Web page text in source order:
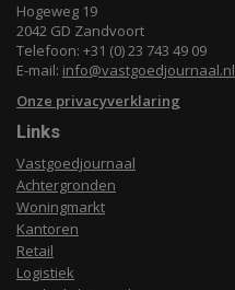
Hogeweg 19
2042 GD Zandvoort
Telefoon: +31 (0) 23 743 49 09
E-mail: info@vastgoedjournaal.nl
Onze privacyverklaring
Links
Vastgoedjournaal
Achtergronden
Woningmarkt
Kantoren
Retail
Logistiek